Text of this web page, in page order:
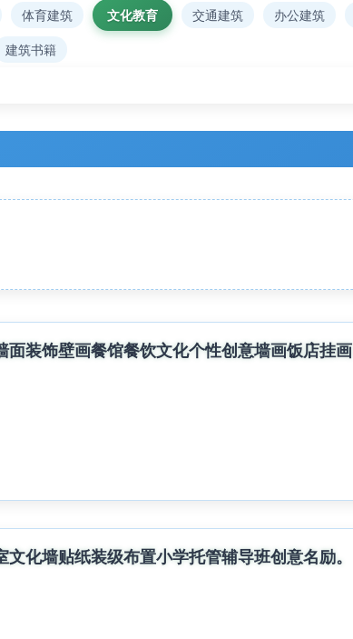
体育建筑 文化教育 交通建筑 办公建筑
建筑书籍
面装饰壁画餐馆餐饮文化个性创意墙画饭店挂画
化墙贴纸装级布置小学托管辅导班创意名励。